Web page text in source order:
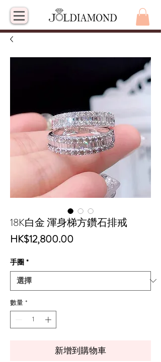
18K白金 渾身梯方鑽石排戒
HK$12,800.00價
手圈 *
數量 *
新增到購物車